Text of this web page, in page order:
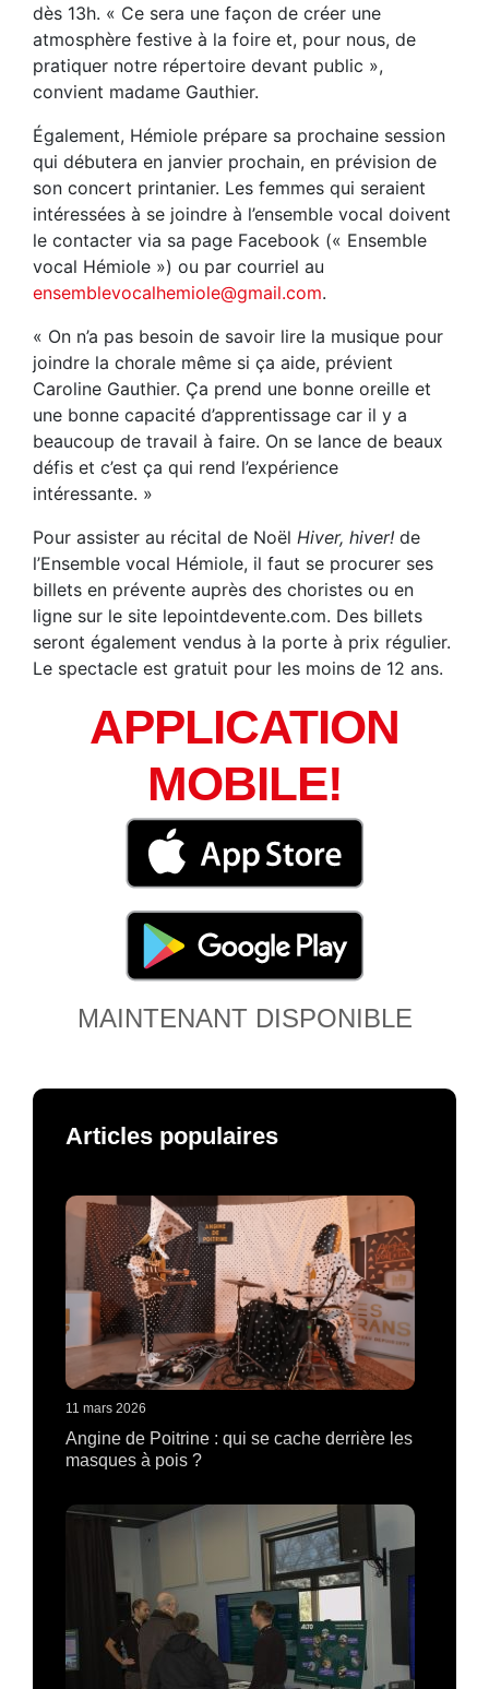
dès 13h. « Ce sera une façon de créer une
atmosphère festive à la foire et, pour nous, de
pratiquer notre répertoire devant public »,
convient madame Gauthier.
Également, Hémiole prépare sa prochaine session
qui débutera en janvier prochain, en prévision de
son concert printanier. Les femmes qui seraient
intéressées à se joindre à l’ensemble vocal doivent
le contacter via sa page Facebook (« Ensemble
vocal Hémiole ») ou par courriel au
ensemblevocalhemiole@gmail.com.
« On n’a pas besoin de savoir lire la musique pour
joindre la chorale même si ça aide, prévient
Caroline Gauthier. Ça prend une bonne oreille et
une bonne capacité d’apprentissage car il y a
beaucoup de travail à faire. On se lance de beaux
défis et c’est ça qui rend l’expérience
intéressante. »
Pour assister au récital de Noël Hiver, hiver! de
l’Ensemble vocal Hémiole, il faut se procurer ses
billets en prévente auprès des choristes ou en
ligne sur le site lepointdevente.com. Des billets
seront également vendus à la porte à prix régulier.
Le spectacle est gratuit pour les moins de 12 ans.
APPLICATION
MOBILE!
MAINTENANT DISPONIBLE
Articles populaires
11 mars 2026
Angine de Poitrine : qui se cache derrière les
masques à pois ?